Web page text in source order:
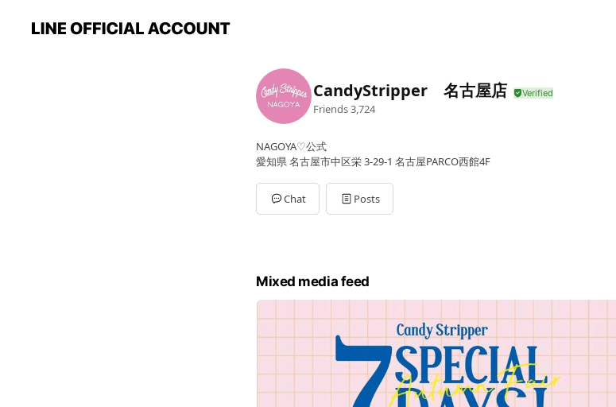
CandyStripper 名古屋店
Friends3,724
NAGOYA♡公式
愛知県 名古屋市中区栄 3-29-1 名古屋PARCO西館4F
Chat Posts
Mixed media feed